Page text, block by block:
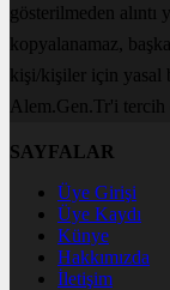
gösterilmeden alıntı
kopyalanamaz,
kişi/kişiler için yasal
Alem.Gen.Tr'i
SAYFALAR
Üye Girişi
Üye Kaydı
Künye
Hakkımızda
İletişim